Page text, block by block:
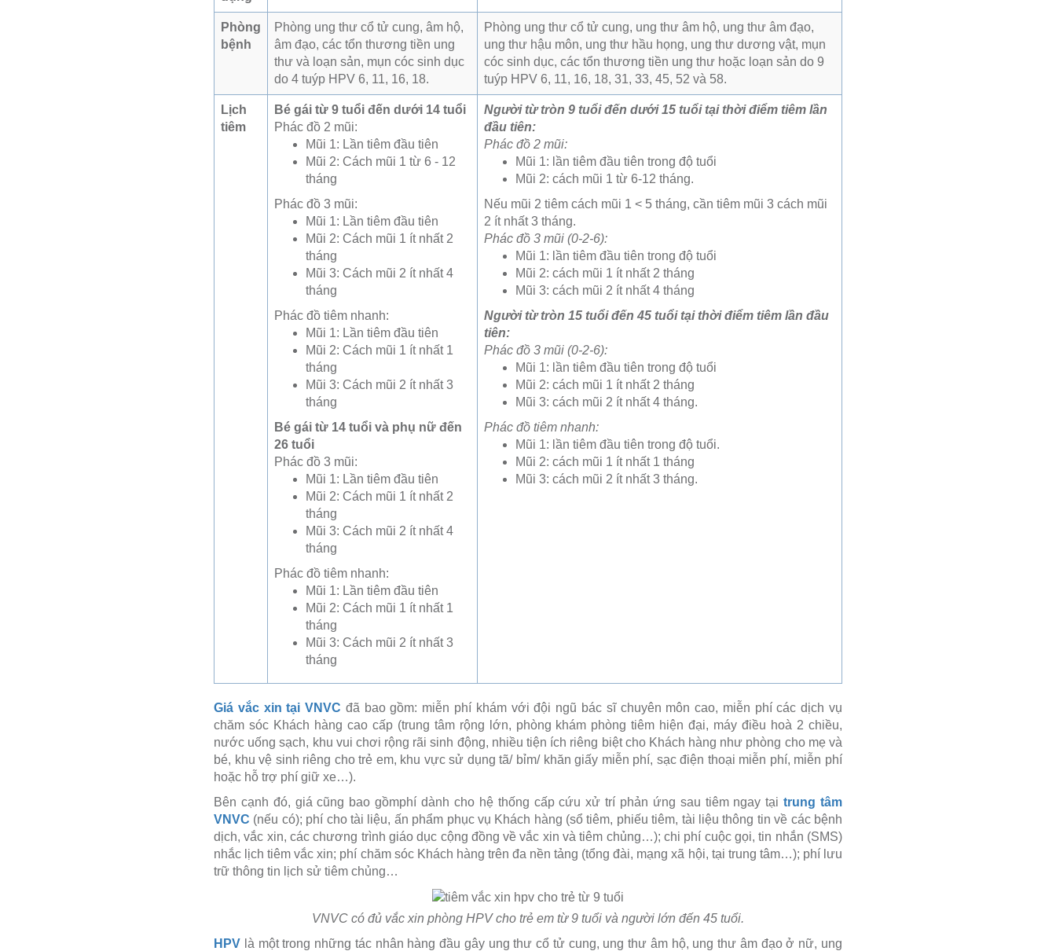
Phòng
bệnh
Phòng ung thư cổ tử cung, âm hộ,
âm đạo, các tổn thương tiền ung
thư và loạn sản, mụn cóc sinh dục
do 4 tuýp HPV 6, 11, 16, 18.
Phòng ung thư cổ tử cung, ung thư âm hộ, ung thư âm đạo,
ung thư hậu môn, ung thư hầu họng, ung thư dương vật, mụn
cóc sinh dục, các tổn thương tiền ung thư hoặc loạn sản do 9
tuýp HPV 6, 11, 16, 18, 31, 33, 45, 52 và 58.
Lịch
tiêm
Bé gái từ 9 tuổi đến dưới 14 tuổi
Phác đồ 2 mũi:
Mũi 1: Lần tiêm đầu tiên
Mũi 2: Cách mũi 1 từ 6 - 12
tháng
Phác đồ 3 mũi:
Mũi 1: Lần tiêm đầu tiên
Mũi 2: Cách mũi 1 ít nhất 2
tháng
Mũi 3: Cách mũi 2 ít nhất 4
tháng
Phác đồ tiêm nhanh:
Mũi 1: Lần tiêm đầu tiên
Mũi 2: Cách mũi 1 ít nhất 1
tháng
Mũi 3: Cách mũi 2 ít nhất 3
tháng
Bé gái từ 14 tuổi và phụ nữ đến
26 tuổi
Phác đồ 3 mũi:
Mũi 1: Lần tiêm đầu tiên
Mũi 2: Cách mũi 1 ít nhất 2
tháng
Mũi 3: Cách mũi 2 ít nhất 4
tháng
Phác đồ tiêm nhanh:
Mũi 1: Lần tiêm đầu tiên
Mũi 2: Cách mũi 1 ít nhất 1
tháng
Mũi 3: Cách mũi 2 ít nhất 3
tháng
Người từ tròn 9 tuổi đến dưới 15 tuổi tại thời điểm tiêm lần
đầu tiên:
Phác đồ 2 mũi:
Mũi 1: lần tiêm đầu tiên trong độ tuổi
Mũi 2: cách mũi 1 từ 6-12 tháng.
Nếu mũi 2 tiêm cách mũi 1 < 5 tháng, cần tiêm mũi 3 cách mũi
2 ít nhất 3 tháng.
Phác đồ 3 mũi (0-2-6):
Mũi 1: lần tiêm đầu tiên trong độ tuổi
Mũi 2: cách mũi 1 ít nhất 2 tháng
Mũi 3: cách mũi 2 ít nhất 4 tháng
Người từ tròn 15 tuổi đến 45 tuổi tại thời điểm tiêm lần đầu
tiên:
Phác đồ 3 mũi (0-2-6):
Mũi 1: lần tiêm đầu tiên trong độ tuổi
Mũi 2: cách mũi 1 ít nhất 2 tháng
Mũi 3: cách mũi 2 ít nhất 4 tháng.
Phác đồ tiêm nhanh:
Mũi 1: lần tiêm đầu tiên trong độ tuổi.
Mũi 2: cách mũi 1 ít nhất 1 tháng
Mũi 3: cách mũi 2 ít nhất 3 tháng.
Giá vắc xin tại VNVC đã bao gồm: miễn phí khám với đội ngũ bác sĩ chuyên môn cao, miễn phí các dịch vụ
chăm sóc Khách hàng cao cấp (trung tâm rộng lớn, phòng khám phòng tiêm hiện đại, máy điều hoà 2 chiều,
nước uống sạch, khu vui chơi rộng rãi sinh động, nhiều tiện ích riêng biệt cho Khách hàng như phòng cho mẹ và
bé, khu vệ sinh riêng cho trẻ em, khu vực sử dụng tã/ bỉm/ khăn giấy miễn phí, sạc điện thoại miễn phí, miễn phí
hoặc hỗ trợ phí giữ xe…).
Bên cạnh đó, giá cũng bao gồmphí dành cho hệ thống cấp cứu xử trí phản ứng sau tiêm ngay tạitrung tâm
VNVC (nếu có); phí cho tài liệu, ấn phẩm phục vụ Khách hàng (sổ tiêm, phiếu tiêm, tài liệu thông tin về các bệnh
dịch, vắc xin, các chương trình giáo dục cộng đồng về vắc xin và tiêm chủng…); chi phí cuộc gọi, tin nhắn (SMS)
nhắc lịch tiêm vắc xin; phí chăm sóc Khách hàng trên đa nền tảng (tổng đài, mạng xã hội, tại trung tâm…); phí lưu
trữ thông tin lịch sử tiêm chủng…
VNVC có đủ vắc xin phòng HPV cho trẻ em từ 9 tuổi và người lớn đến 45 tuổi.
HPV là một trong những tác nhân hàng đầu gây ung thư cổ tử cung, ung thư âm hộ, ung thư âm đạo ở nữ, ung